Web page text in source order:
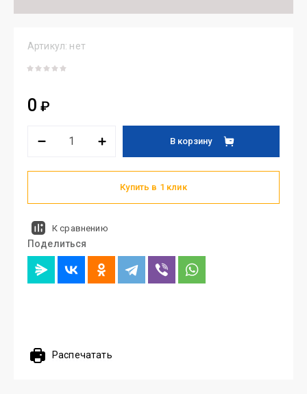
Артикул: нет
0 ₽
В корзину
Купить в 1 клик
К сравнению
Поделиться
Распечатать